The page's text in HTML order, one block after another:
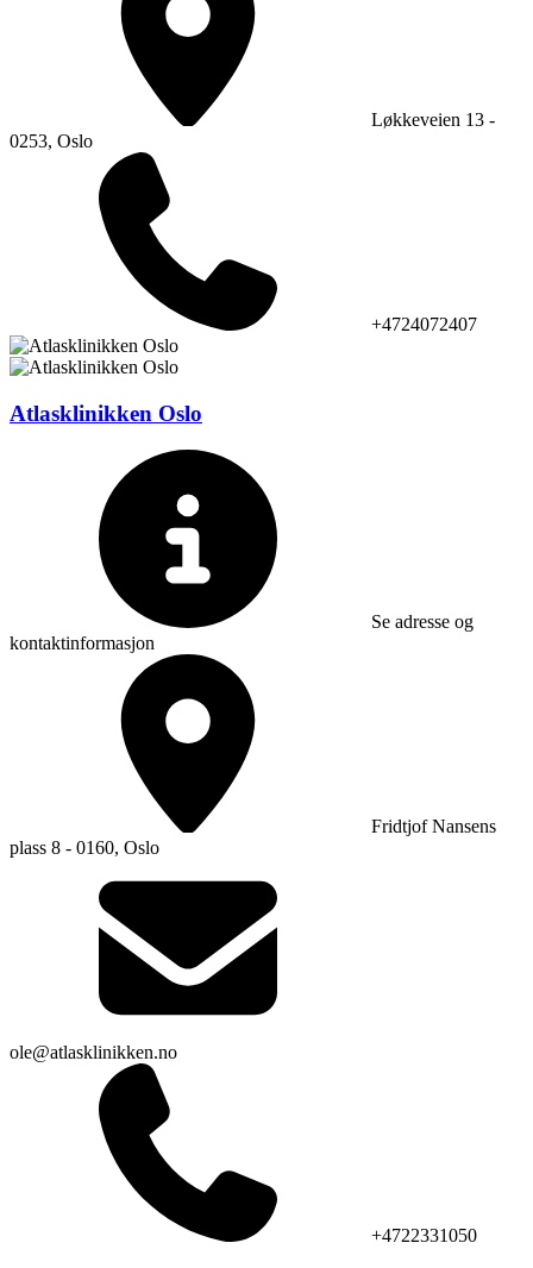
Løkkeveien 13 -
0253, Oslo
+4724072407
Atlasklinikken Oslo
Se adresse og
kontaktinformasjon
Fridtjof Nansens
plass 8 - 0160, Oslo
ole@atlasklinikken.no
+4722331050